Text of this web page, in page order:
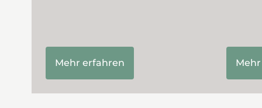
Mehr erfahren